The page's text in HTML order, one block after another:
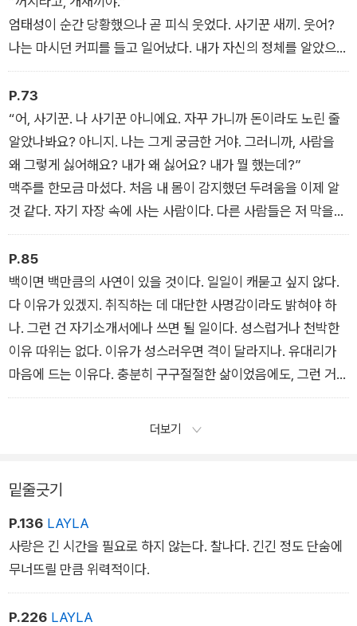
엄태성이 순간 당황했으나 곧 피식 웃었다. 사기꾼 새끼. 웃어?
나는 마시던 커피를 들고 일어났다. 내가 자신의 정체를 알았으니
더는 접근하지 않겠지. 정리대로 가서 커피를 버리고 카페를 나왔
다. 엄태성은 변명을 하지 않았고, 따라 나오지도 않았다. 그런데
도 뒤통수에 엄태성의 쿡쿡대는 웃음이 달라붙는 것만 같다. 왜
이렇게 개운치 않을까.
P.73
“어, 사기꾼. 나 사기꾼 아니에요. 자꾸 가니까 돈이라도 노린 줄
알았나봐요? 아니지. 나는 그게 궁금한 거야. 그러니까, 사람을
왜 그렇게 싫어해요? 내가 왜 싫어요? 내가 뭘 했는데?”
맥주를 한모금 마셨다. 처음 내 몸이 감지했던 두려움을 이제 알
것 같다. 자기 자장 속에 사는 사람이다. 다른 사람들은 저 막을
뚫지 못한다. 나의 심각한 거절이 그에게 먹히지 않는 이유다.
P.85
백이면 백만큼의 사연이 있을 것이다. 일일이 캐묻고 싶지 않다.
다 이유가 있겠지. 취직하는 데 대단한 사명감이라도 밝혀야 하
나. 그런 건 자기소개서에나 쓰면 될 일이다. 성스럽거나 천박한
이유 따위는 없다. 이유가 성스러우면 격이 달라지나. 유대리가
마음에 드는 이유다. 충분히 구구절절한 삶이었음에도, 그런 거
말해서 뭐해요, 하고 그냥 웃었다. (…) 자신의 아픔을 다른 사람
더보기
밑줄긋기
P.136 LAYLA
사랑은 긴 시간을 필요로 하지 않는다. 찰나다. 긴긴 정도 단숨에
무너뜨릴 만큼 위력적이다.
P.226 LAYLA